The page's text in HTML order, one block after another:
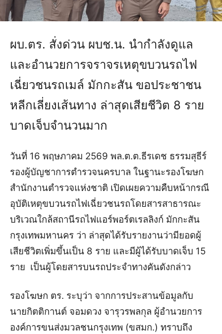
ผบ.ตร. สั่งด่วน ผบช.น. นำกำลังดูแล
และอำนวยการจราจรเหตุขบวนรถไฟ
เฉี่ยวชนรถเมล์ มักกะสัน ขอประชาชน
หลีกเลี่ยงเส้นทาง ล่าสุดเสียชีวิต 8 ราย
บาดเจ็บจำนวนมาก
วันที่ 16 พฤษภาคม 2569 พล.ต.ต.ธีรเดช ธรรมสุธีร์
รองผู้บัญชาการตำรวจนครบาล ในฐานะรองโฆษก
สำนักงานตำรวจแห่งชาติ เปิดเผยความคืบหน้ากรณี
อุบัติเหตุขบวนรถไฟเฉี่ยวชนรถโดยสารสาธารณะ
บริเวณใกล้สถานีรถไฟแอร์พอร์ตเรลลิงก์ มักกะสัน
กรุงเทพมหานคร ว่า ล่าสุดได้รับรายงานว่ามียอดผู้
เสียชีวิตเพิ่มขึ้นเป็น 8 ราย และมีผู้ได้รับบาดเจ็บ 15
ราย เป็นผู้โดยสารบนรถประจำทางคันดังกล่าว
รองโฆษก ตร. ระบุว่า จากการประสานข้อมูลกับ
นายกิตติกานต์ จอมดวง จารุวรพลกุล ผู้อำนวยการ
องค์การขนส่งมวลชนกรุงเทพ (ขสมก.) ทราบถึง